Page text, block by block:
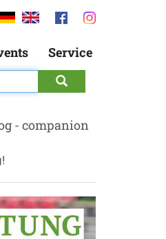
Service
- companion